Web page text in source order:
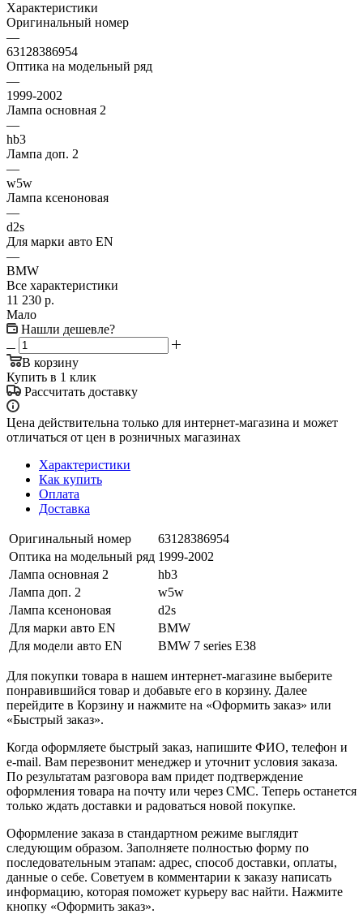
Характеристики
Оригинальный номер
—
63128386954
Оптика на модельный ряд
—
1999-2002
Лампа основная 2
—
hb3
Лампа доп. 2
—
w5w
Лампа ксеноновая
—
d2s
Для марки авто EN
—
BMW
Все характеристики
11 230 р.
Мало
Нашли дешевле?
В корзину
Купить в 1 клик
Рассчитать доставку
Цена действительна только для интернет-магазина и может
отличаться от цен в розничных магазинах
Характеристики
Как купить
Оплата
Доставка
Оригинальный номер
63128386954
Оптика на модельный ряд 1999-2002
Лампа основная 2
hb3
Лампа доп. 2
w5w
Лампа ксеноновая
d2s
Для марки авто EN
BMW
Для модели авто EN
BMW 7 series E38
Для покупки товара в нашем интернет-магазине выберите
понравившийся товар и добавьте его в корзину. Далее
перейдите в Корзину и нажмите на «Оформить заказ» или
«Быстрый заказ».
Когда оформляете быстрый заказ, напишите ФИО, телефон и
e-mail. Вам перезвонит менеджер и уточнит условия заказа.
По результатам разговора вам придет подтверждение
оформления товара на почту или через СМС. Теперь останется
только ждать доставки и радоваться новой покупке.
Оформление заказа в стандартном режиме выглядит
следующим образом. Заполняете полностью форму по
последовательным этапам: адрес, способ доставки, оплаты,
данные о себе. Советуем в комментарии к заказу написать
информацию, которая поможет курьеру вас найти. Нажмите
кнопку «Оформить заказ».